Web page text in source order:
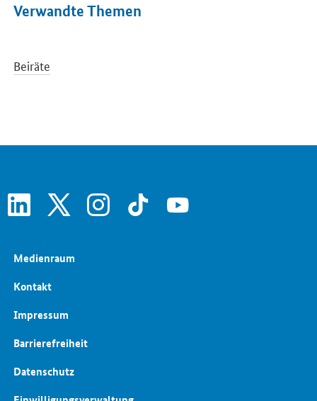
Verwandte Themen
Beiräte
linkedin instagram tiktok youtube
Medienraum
Kontakt
Impressum
Barrierefreiheit
Datenschutz